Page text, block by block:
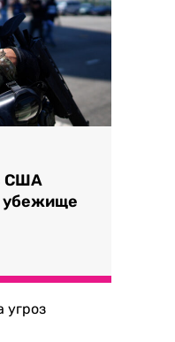
США
убежище
угроз